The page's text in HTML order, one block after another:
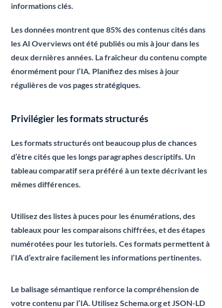
informations clés.
Les données montrent que 85% des contenus cités dans
les AI Overviews ont été publiés ou mis à jour dans les
deux dernières années. La fraîcheur du contenu compte
énormément pour l’IA. Planifiez des mises à jour
régulières de vos pages stratégiques.
Privilégier les formats structurés
Les formats structurés ont beaucoup plus de chances
d’être cités que les longs paragraphes descriptifs. Un
tableau comparatif sera préféré à un texte décrivant les
mêmes différences.
Utilisez des listes à puces pour les énumérations, des
tableaux pour les comparaisons chiffrées, et des étapes
numérotées pour les tutoriels. Ces formats permettent à
l’IA d’extraire facilement les informations pertinentes.
Le balisage sémantique renforce la compréhension de
votre contenu par l’IA. Utilisez Schema.org et JSON-LD